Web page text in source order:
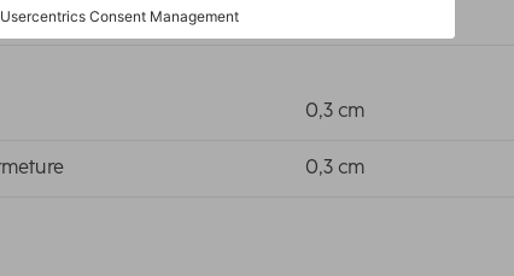
0,3 cm
0,3 cm